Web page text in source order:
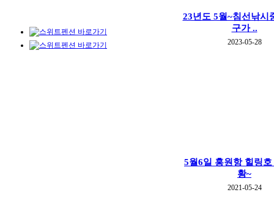
23년도 5월~침선낚시
구가 ..
2023-05-28
5월6일 홍원항 힐링
황~
2021-05-24